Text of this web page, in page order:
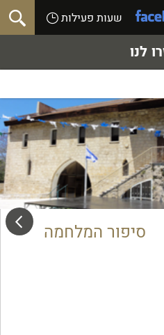
שעות פעילות
לנו
סיפור המלחמה